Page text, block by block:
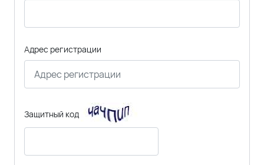
Адрес регистрации
Защитный код